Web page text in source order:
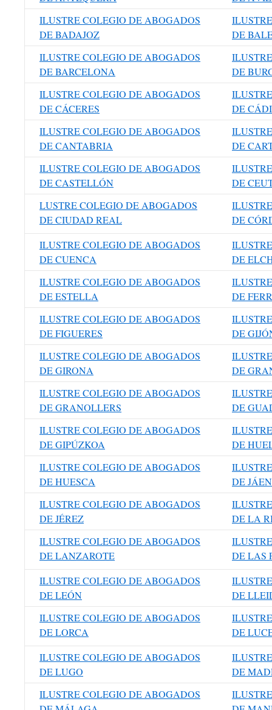
ILUSTRE COLEGIO DE ABOGADOS
DE BADAJOZ
DE
ILUSTRE COLEGIO DE ABOGADOS
DE BARCELONA
DE
ILUSTRE COLEGIO DE ABOGADOS
DE CÁCERES
DE
ILUSTRE COLEGIO DE ABOGADOS
DE CANTABRIA
DE
ILUSTRE COLEGIO DE ABOGADOS
DE CASTELLÓN
DE
LUSTRE COLEGIO DE ABOGADOS
DE CIUDAD REAL
DE
ILUSTRE COLEGIO DE ABOGADOS
DE CUENCA
DE
ILUSTRE COLEGIO DE ABOGADOS
DE ESTELLA
DE
ILUSTRE COLEGIO DE ABOGADOS
DE FIGUERES
DE
ILUSTRE COLEGIO DE ABOGADOS
DE GIRONA
DE
ILUSTRE COLEGIO DE ABOGADOS
DE GRANOLLERS
DE
ILUSTRE COLEGIO DE ABOGADOS
DE GIPÚZKOA
DE
ILUSTRE COLEGIO DE ABOGADOS
DE HUESCA
DE JÁEN
ILUSTRE COLEGIO DE ABOGADOS
DE JÉREZ
DE LA
ILUSTRE COLEGIO DE ABOGADOS
DE LANZAROTE
DE LAS
ILUSTRE COLEGIO DE ABOGADOS
DE LEÓN
DE
ILUSTRE COLEGIO DE ABOGADOS
DE LORCA
DE
ILUSTRE COLEGIO DE ABOGADOS
DE LUGO
DE
ILUSTRE COLEGIO DE ABOGADOS